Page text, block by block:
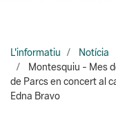
L'informatiu
Notícia
Montesquiu - Mes
Edna Bravo
Montesquiu